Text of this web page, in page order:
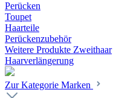
Perücken
Toupet
Haarteile
Perückenzubehör
Weitere Produkte Zweithaar
Haarverlängerung
Zur Kategorie Marken